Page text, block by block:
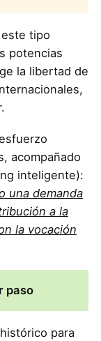
tipo
potencias
la libertad de
acompañado
inteligente):
una demanda
a la
la vocación
paso
para